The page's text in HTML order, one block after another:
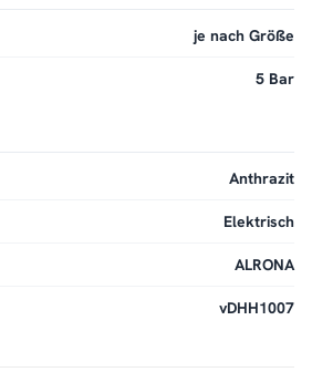
je nach Größe
5 Bar
Anthrazit
Elektrisch
ALRONA
vDHH1007